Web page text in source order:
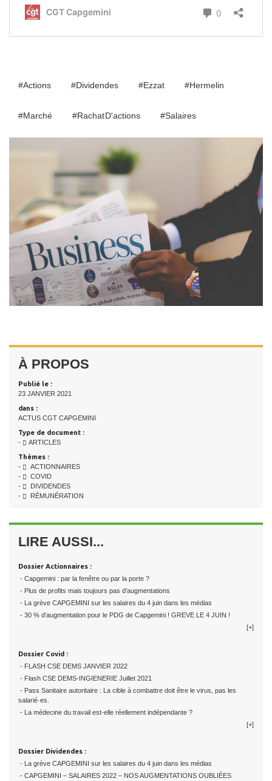
#Actions #dividendes #Ezzat #Hermelin
#marché #Rachat D'actions #salaires
À PROPOS
Publié le :
23 JANVIER 2021
dans :
ACTUS CGT CAPGEMINI
Type de document :
-
ARTICLES
Thèmes :
-
ACTIONNAIRES
-
COVID
-
DIVIDENDES
-
RÉMUNÉRATION
LIRE AUSSI...
Dossier Actionnaires :
- Capgemini : par la fenêtre ou par la porte ?
- Plus de profits mais toujours pas d’augmentations
- La grève CAPGEMINI sur les salaires du 4 juin dans les médias
- 30 % d’augmentation pour le PDG de Capgemini ! GREVE LE 4 JUIN !
[+]
Dossier Covid :
- FLASH CSE DEMS JANVIER 2022
- Flash CSE DEMS-INGIENERIE Juillet 2021
- Pass Sanitaire autoritaire : La cible à combattre doit être le virus, pas les
salarié·es.
- La médecine du travail est-elle réellement indépendante ?
[+]
Dossier Dividendes :
- La grève CAPGEMINI sur les salaires du 4 juin dans les médias
- CAPGEMINI – SALAIRES 2022 – NOS AUGMENTATIONS OUBLIÉES